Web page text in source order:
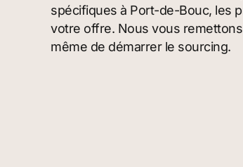
spécifiques à Port-de-Bouc, les
votre offre. Nous vous
même de démarrer le sourcing.